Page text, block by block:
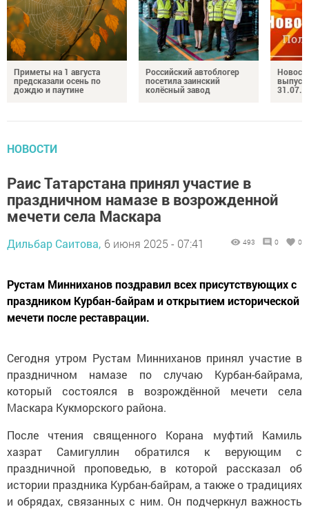
Приметы на 1 августа
предсказали осень по
дождю и паутине
Российский автоблогер
посетила заинский
колёсный завод
НОВОСТИ
Раис Татарстана принял участие в
праздничном намазе в возрожденной
мечети села Маскара
Дильбар Саитова, 6 июня 2025 - 07:41 493 0 0
Рустам Минниханов поздравил всех присутствующих с
праздником Курбан-байрам и открытием исторической
мечети после реставрации.
Сегодня утром Рустам Минниханов принял участие в
праздничном намазе по случаю Курбан-байрама,
который состоялся в возрождённой мечети села
Маскара Кукморского района.
После чтения священного Корана муфтий Камиль
хазрат Самигуллин обратился к верующим с
праздничной проповедью, в которой рассказал об
истории праздника Курбан-байрам, а также о традициях
и обрядах, связанных с ним. Он подчеркнул важность